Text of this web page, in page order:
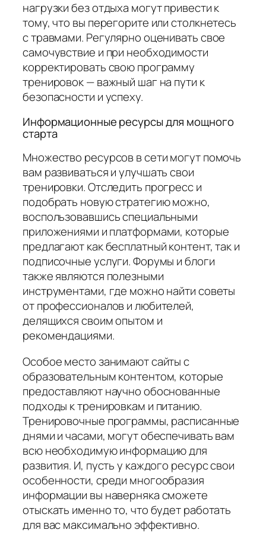
нагрузки без отдыха могут привести к
тому, что вы перегорите или столкнетесь
с травмами. Регулярно оценивать свое
самочувствие и при необходимости
корректировать свою программу
тренировок — важный шаг на пути к
безопасности и успеху.
Информационные ресурсы для мощного
старта
Множество ресурсов в сети могут помочь
вам развиваться и улучшать свои
тренировки. Отследить прогресс и
подобрать новую стратегию можно,
воспользовавшись специальными
приложениями и платформами, которые
предлагают как бесплатный контент, так и
подписочные услуги. Форумы и блоги
также являются полезными
инструментами, где можно найти советы
от профессионалов и любителей,
делящихся своим опытом и
рекомендациями.
Особое место занимают сайты с
образовательным контентом, которые
предоставляют научно обоснованные
подходы к тренировкам и питанию.
Тренировочные программы, расписанные
днями и часами, могут обеспечивать вам
всю необходимую информацию для
развития. И, пусть у каждого ресурс свои
особенности, среди многообразия
информации вы наверняка сможете
отыскать именно то, что будет работать
для вас максимально эффективно.